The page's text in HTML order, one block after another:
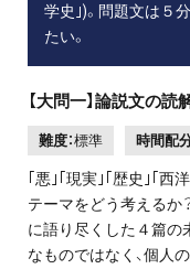
学史｣)。問題文は５
たい。
【大問一】論説文の読
難度：標準 時間配分
｢悪｣｢現実｣｢歴史｣｢
テーマをどう考えるか
に語り尽くした４篇の
なものではなく、個人